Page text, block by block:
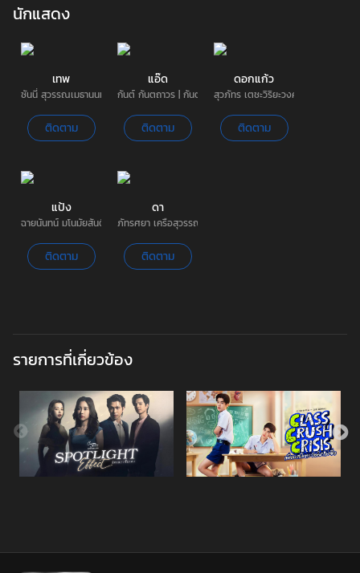
นักแสดง
เทพ
ซันนี่ สุวรรณเมธานนท์
ติดตาม
แอ๊ด
กันต์ กันตถาวร | กันต์
ติดตาม
ดอกแก้ว
สุวภัทร เตชะวิริยะวงศ์ | พิม
ติดตาม
แป้ง
ฉายนันทน์ มโนมัยสันติภาพ | แอม
ติดตาม
ดา
ภัทรศยา เครือสุวรรณศิริ | พีค
ติดตาม
รายการที่เกี่ยวข้อง